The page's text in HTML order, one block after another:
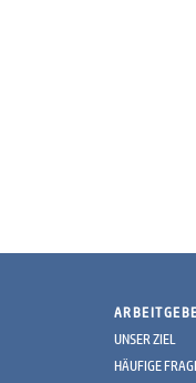
UNSER ZIEL
HÄUFIGE